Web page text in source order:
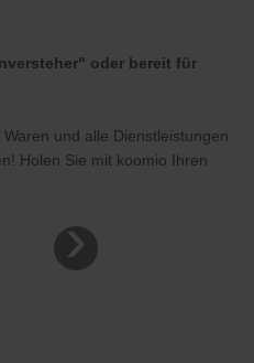
oder bereit für
und alle Dienstleistungen
Holen Sie mit koomio Ihren
›